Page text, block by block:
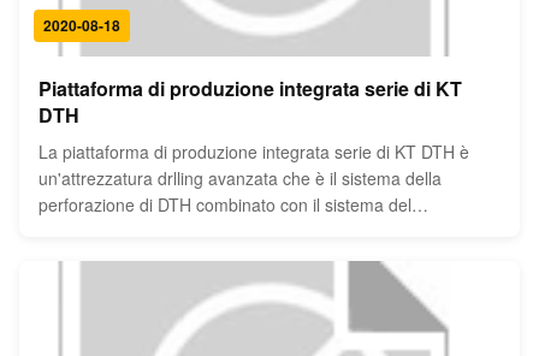
2020-08-18
Piattaforma di produzione integrata serie di KT
DTH
La piattaforma di produzione integrata serie di KT DTH è
un'attrezzatura drlling avanzata che è il sistema della
perforazione di DTH combinato con il sistema del
buona integrità e la convenienza mobile. Le caratteristiche